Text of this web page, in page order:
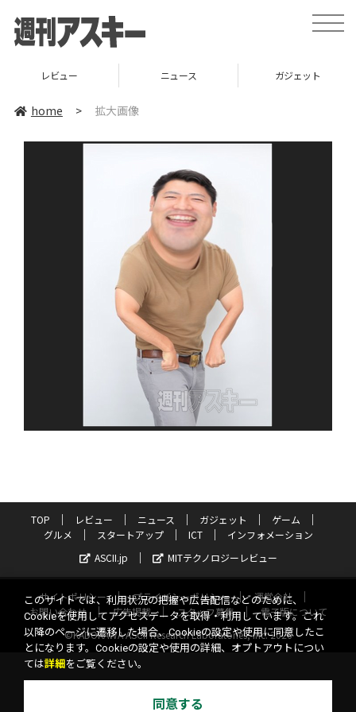
toggle
レビュー ニュース ガジェット
home > 拡大画像
TOP レビュー ニュース ガジェット
ゲーム
グルメ
スタートアップ ICT
インフォメーション
ASCII.jp
MITテクノロジーレビュー
サイトポリシー プライバシーポリシー
運営会社
お問い合わせ
広告掲載 スタッフ募集
電子版について
©KADOKAWA ASCII Research Laboratories, Inc. 2026
このサイトでは、利用状況の把握や広告配信などのために、
Cookieを使用してアクセスデータを取得・利用しています。これ
以降のページに遷移した場合、Cookieの設定や使用に同意したこ
とになります。Cookieの設定や使用の詳細、オプトアウトについ
ては詳細 をご覧ください。
同意する